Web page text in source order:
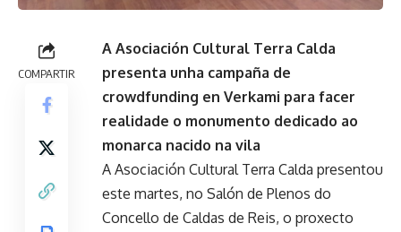
COMPARTIR
A Asociación Cultural Terra Calda
presenta unha campaña de
crowdfunding en Verkami para facer
realidade o monumento dedicado ao
monarca nacido na vila
A Asociación Cultural Terra Calda presentou
este martes, no Salón de Plenos do
Concello de Caldas de Reis, o proxecto